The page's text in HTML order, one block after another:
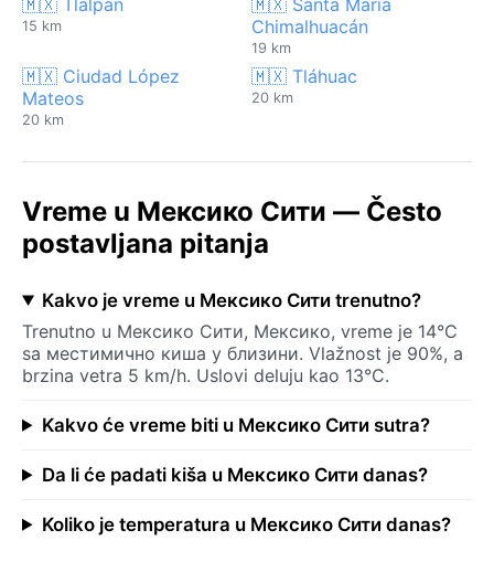
15 km
Chimalhuacán
19 km
🇲🇽 Ciudad López
Mateos
20 km
🇲🇽 Tláhuac
20 km
Vreme u Мексико Сити — Često
postavljana pitanja
Kakvo je vreme u Мексико Сити trenutno?
Trenutno u Мексико Сити, Мексико, vreme je 14°C
sa местимично киша у близини. Vlažnost je 90%, a
brzina vetra 5 km/h. Uslovi deluju kao 13°C.
Kakvo će vreme biti u Мексико Сити sutra?
Da li će padati kiša u Мексико Сити danas?
Koliko je temperatura u Мексико Сити danas?